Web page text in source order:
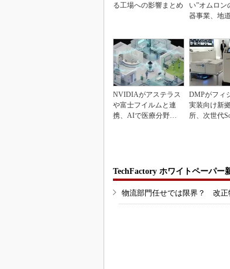
る工場への影響まとめ
い”オムロン
器事業、地
NVIDIAがアステラス
や富士フイルムと連
携、AIで医療分野支
DMPがフィ
実装向け新
所、次世代
TechFactory ホワイトペーパー
物流部門任せでは限界？ 改正